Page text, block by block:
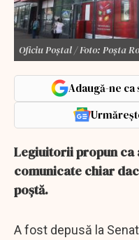
Oficiu Poștal / Foto: Poșta
Adaugă-ne
Legiuitorii propun ca
comunicate chiar
poștă.
A fost depusă la